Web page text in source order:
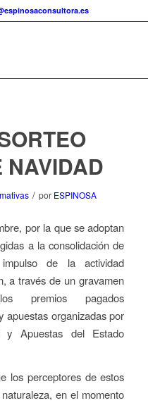
NAVIDAD
/ por ESPINOSA
por la que se adoptan
a la consolidación de
de la actividad
a través de un gravamen
premios pagados
apuestas organizadas por
y Apuestas del Estado
los perceptores de estos
en el momento